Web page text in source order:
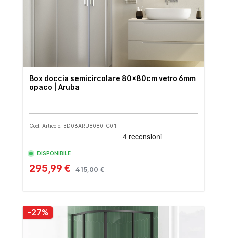
Box doccia semicircolare 80x80cm vetro 6mm
opaco | Aruba
Cod. Articolo: BD06ARU8080-C01
DISPONIBILE
295,99 € 415,00 €
-27%